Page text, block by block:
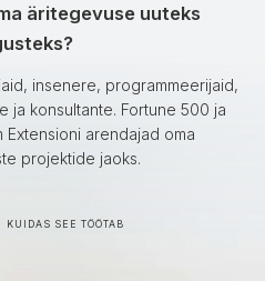
äritegevuse uuteks
insenere, programmeerijaid,
ja konsultante. Fortune 500 ja
Extensioni arendajad oma
projektide jaoks.
KUIDAS SEE TÖÖTAB